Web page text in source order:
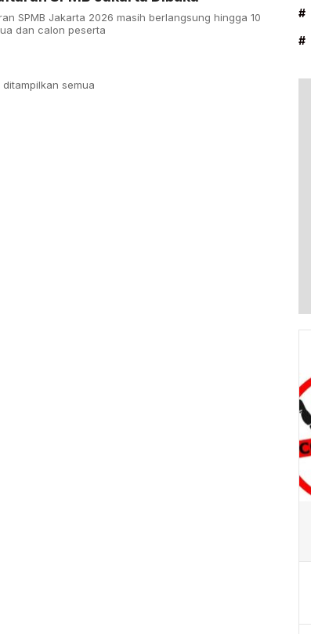
SPMB Jakarta 2026 masih berlangsung hingga 10
dan calon peserta
ditampilkan semua
#
#